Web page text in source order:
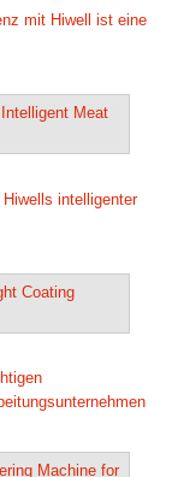
mit Hiwell ist eine
intelligenter